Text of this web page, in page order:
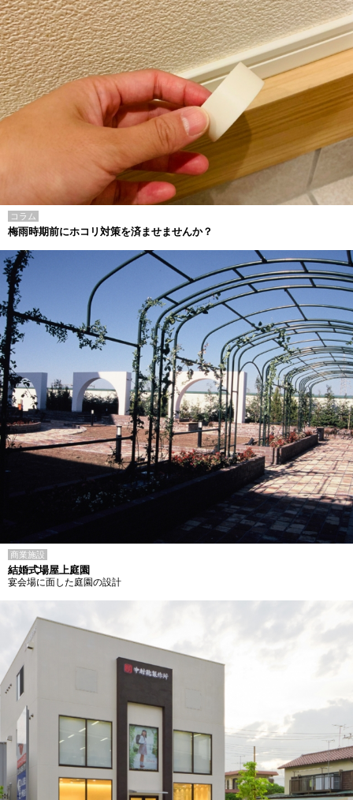
コラム
梅雨時期前にホコリ対策を済ませませんか？
商業施設
結婚式場屋上庭園
宴会場に面した庭園の設計